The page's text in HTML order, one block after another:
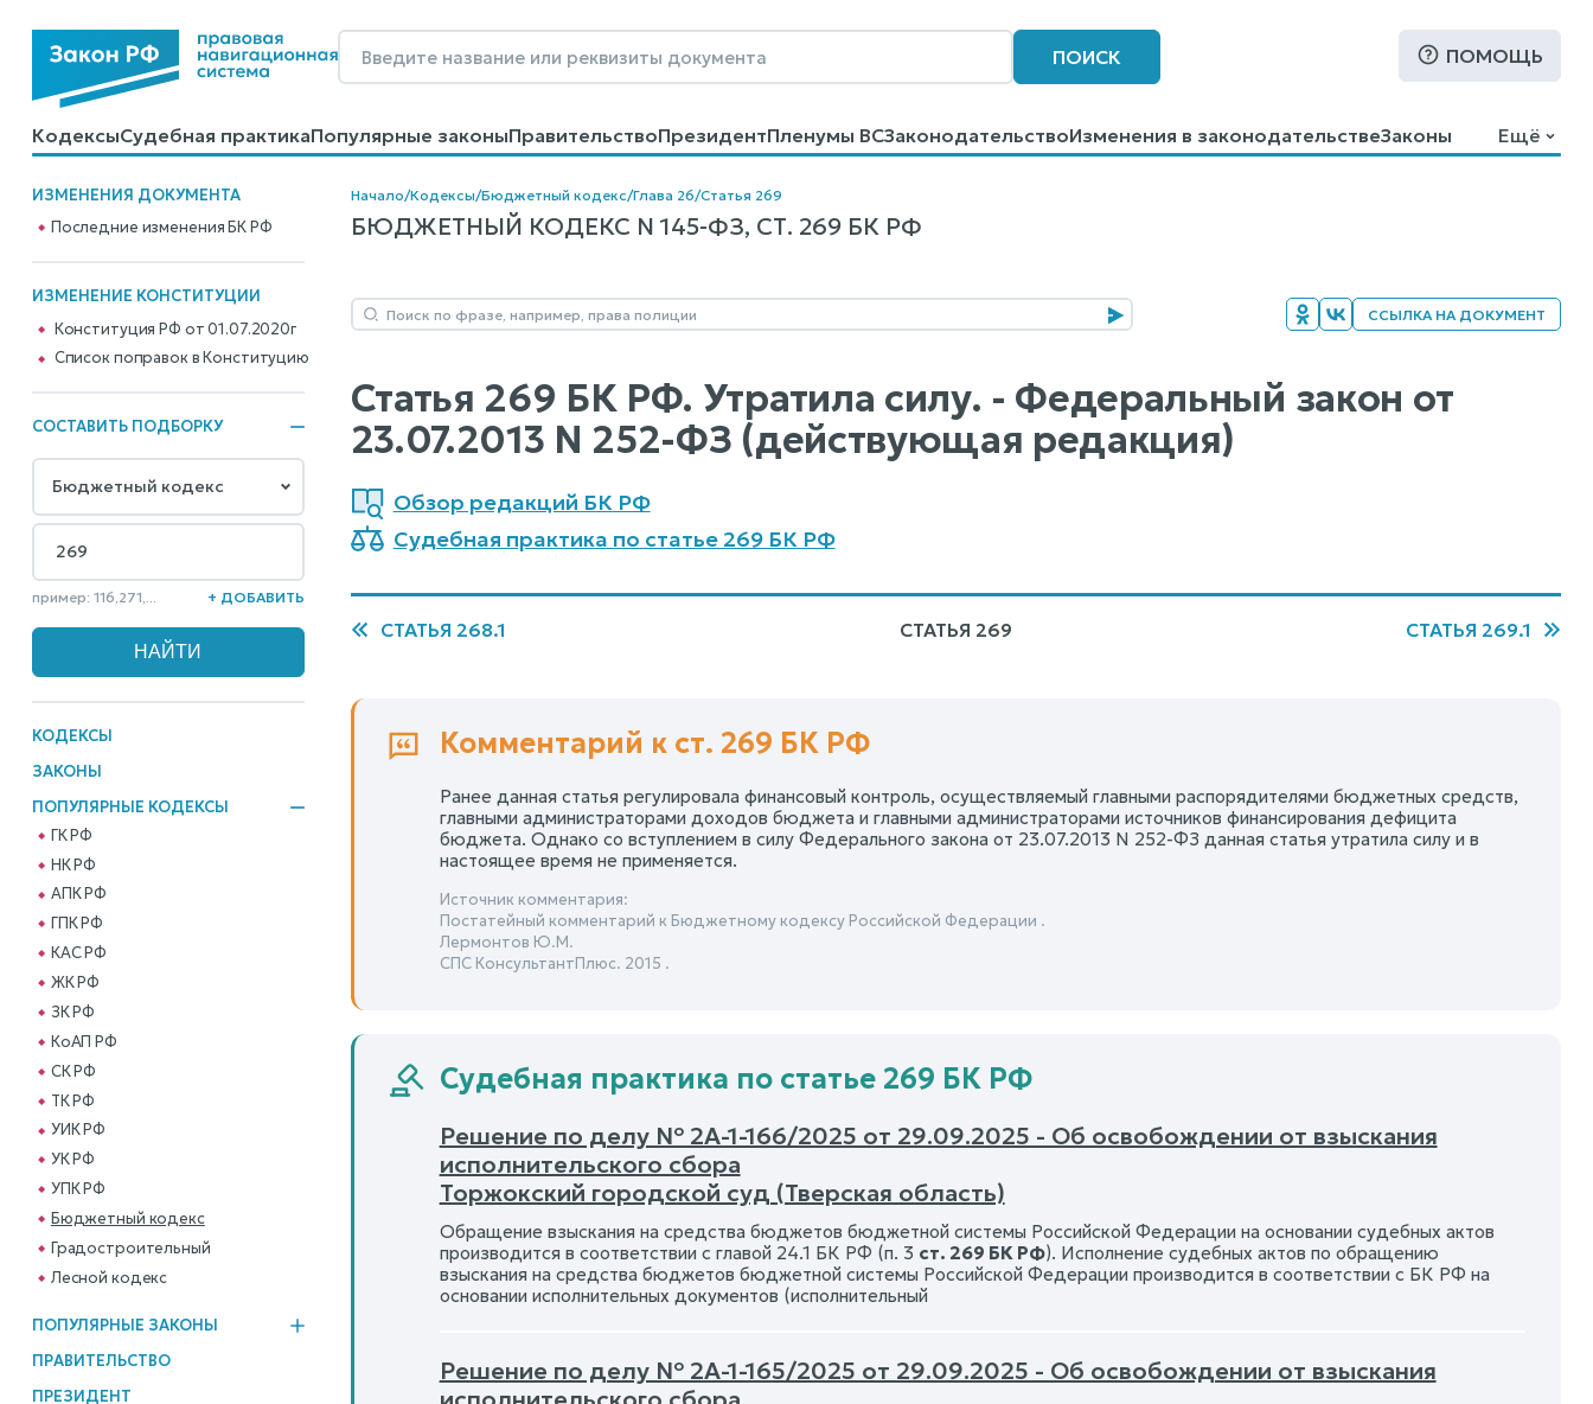
ПОИСК ПОМОЩЬ
КодексыСудебная практикаПопулярные законыПравительствоПрезидентПленумы ВСЗаконодательствоИзменения в законодательствеЗаконы
КалькуляторыСправочные материалыОбразцы договоровКонтактыПомощьПоиск
Ещё
ИЗМЕНЕНИЯ ДОКУМЕНТА
Последние изменения БК РФ
ИЗМЕНЕНИЕ КОНСТИТУЦИИ
Конституция РФ от 01.07.2020г
Cписок поправок в Конституцию
СОСТАВИТЬ ПОДБОРКУ
пример: 116,271,... + ДОБАВИТЬ
КОДЕКСЫ
ЗАКОНЫ
ПОПУЛЯРНЫЕ КОДЕКСЫ
ГК РФ
НК РФ
АПК РФ
ГПК РФ
КАС РФ
ЖК РФ
ЗК РФ
КоАП РФ
СК РФ
ТК РФ
УИК РФ
УК РФ
УПК РФ
Бюджетный кодекс
Градостроительный
Лесной кодекс
ПОПУЛЯРНЫЕ ЗАКОНЫ
ПРАВИТЕЛЬСТВО
ПРЕЗИДЕНТ
Начало/Кодексы/Бюджетный кодекс/Глава 26/Статья 269
БЮДЖЕТНЫЙ КОДЕКС N 145-ФЗ, СТ. 269 БК РФ
ССЫЛКА НА ДОКУМЕНТ
Статья 269 БК РФ. Утратила силу. - Федеральный закон от
23.07.2013 N 252-ФЗ (действующая редакция)
Обзор редакций БК РФ
Судебная практика по статье 269 БК РФ
СТАТЬЯ 268.1 СТАТЬЯ 269 СТАТЬЯ 269.1
Комментарий к ст. 269 БК РФ
Ранее данная статья регулировала финансовый контроль, осуществляемый главными распорядителями бюджетных средств,
главными администраторами доходов бюджета и главными администраторами источников финансирования дефицита
бюджета. Однако со вступлением в силу Федерального закона от 23.07.2013 N 252-ФЗ данная статья утратила силу и в
настоящее время не применяется.
Источник комментария:
Постатейный комментарий к Бюджетному кодексу Российской Федерации .
Лермонтов Ю.М.
СПС КонсультантПлюс. 2015 .
Судебная практика по статье 269 БК РФ
Решение по делу № 2А-1-166/2025 от 29.09.2025 - Об освобождении от взыскания
исполнительского сбора
Торжокский городской суд (Тверская область)
Обращение взыскания на средства бюджетов бюджетной системы Российской Федерации на основании судебных актов
производится в соответствии с главой 24.1 БК РФ (п. 3 ст. 269 БК РФ). Исполнение судебных актов по обращению
взыскания на средства бюджетов бюджетной системы Российской Федерации производится в соответствии с БК РФ на
основании исполнительных документов (исполнительный
Решение по делу № 2А-1-165/2025 от 29.09.2025 - Об освобождении от взыскания